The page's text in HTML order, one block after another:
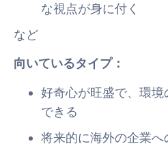
な視点が身に付く
など
向いているタイプ：
好奇心が旺盛で、環
できる
将来的に海外の企業